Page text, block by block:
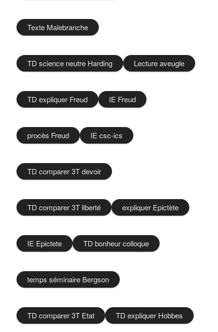
Texte Malebranche
TD science neutre Harding Lecture aveugle
TD expliquer Freud IE Freud
procès Freud IE csc-ics
TD comparer 3T devoir
TD comparer 3T liberté expliquer Epictète
IE Epictete TD bonheur colloque
temps séminaire Bergson
TD comparer 3T Etat TD expliquer Hobbes